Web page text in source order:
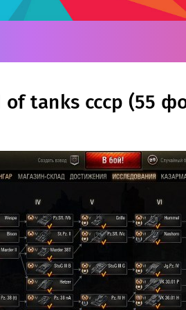
tanks ссср (55